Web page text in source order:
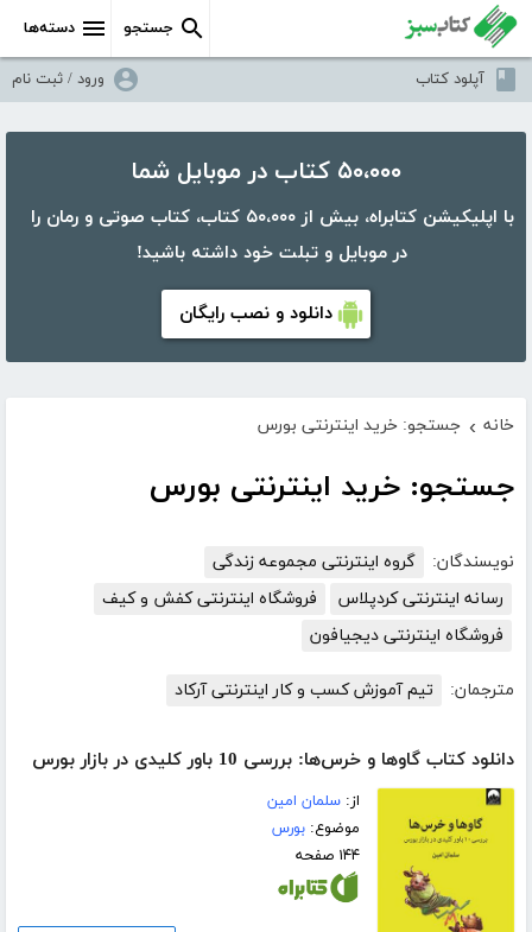
دسته‌ها جستجو
آپلود کتاب ورود / ثبت نام
۵۰،۰۰۰ کتاب در موبایل شما
با اپلیکیشن کتابراه، بیش از ۵۰،۰۰۰ کتاب، کتاب صوتی و رمان را
در موبایل و تبلت خود داشته باشید!
دانلود و نصب رایگان
خانه › جستجو: خرید اینترنتی بورس
جستجو: خرید اینترنتی بورس
نویسندگان:
گروه اینترنتی مجموعه زندگی
رسانه اینترنتی کردپلاس
فروشگاه اینترنتی کفش و کیف
فروشگاه اینترنتی دیجیافون
مترجمان: تیم آموزش کسب و کار اینترنتی آرکاد
دانلود کتاب گاوها و خرس‌ها: بررسی 10 باور کلیدی در بازار بورس
از:سلمان امین
موضوع:بورس
۱۴۴ صفحه